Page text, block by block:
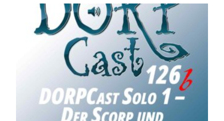
DORPCast 126b: DORPCast
Solo 1 – Der Scorp und die
Bennies